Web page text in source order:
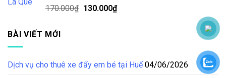
125.000₫.
Được xếp
4.50
170.000₫ Giá
130.000₫Giá
BÀI VIẾT MỚI
Dịch vụ cho thuê xe đẩy em bé tại Huế 04/06/2026